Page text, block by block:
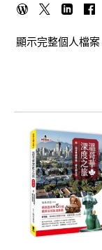
顯示完整個人檔